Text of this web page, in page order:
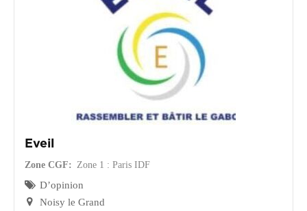
Eveil
Zone CGF Zone 1 : Paris IDF
D’opinion
Noisy le Grand